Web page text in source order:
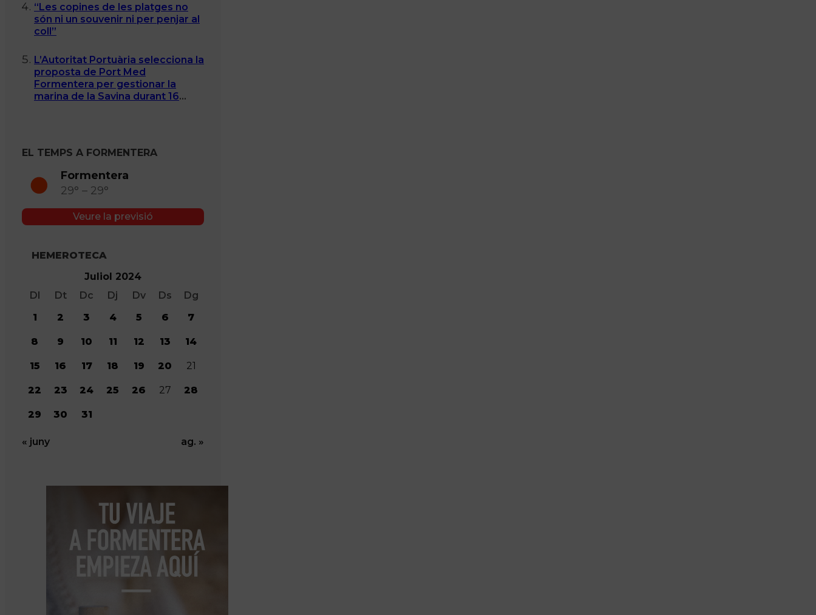
“Les copines de les platges no
són ni un souvenir ni per penjar al
coll”
L’Autoritat Portuària selecciona la
proposta de Port Med
Formentera per gestionar la
marina de la Savina durant 16
EL TEMPS A FORMENTERA
Formentera
29° – 29°
Veure la previsió
HEMEROTECA
Juliol 2024
Dl
Dt Dc Dj Dv Ds
Dg
1
2 3 4 5 6 7
8 9 10 11 12 13 14
15 16 17 18 19 20 21
22 23 24 25 26 27 28
29 30 31
« juny ag. »